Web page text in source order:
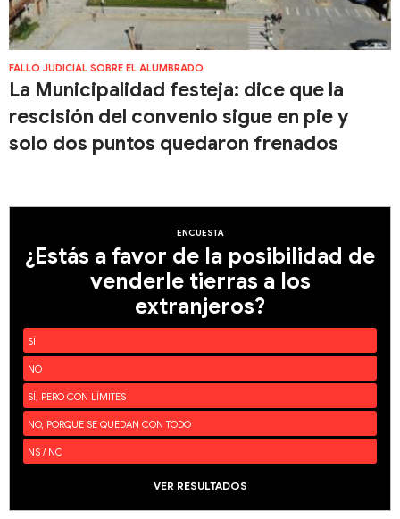
FALLO JUDICIAL SOBRE EL ALUMBRADO
La Municipalidad festeja: dice que la
rescisión del convenio sigue en pie y
solo dos puntos quedaron frenados
ENCUESTA
¿Estás a favor de la posibilidad de
venderle tierras a los
extranjeros?
SÍ
NO
SÍ, PERO CON LÍMITES
NO, PORQUE SE QUEDAN CON TODO
NS / NC
VER RESULTADOS